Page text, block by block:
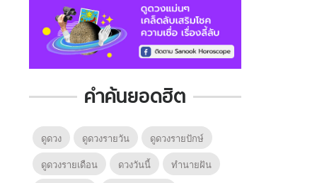
คำค้นยอดฮิต
ดูดวง ดูดวงรายวัน
ดูดวงรายปักษ์
ดูดวงรายเดือน
ดวงวันนี้
ทํานายฝัน